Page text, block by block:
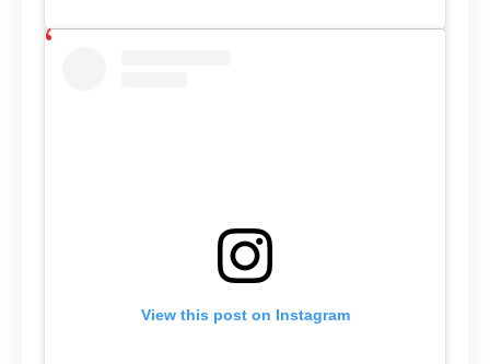
View this post on Instagram